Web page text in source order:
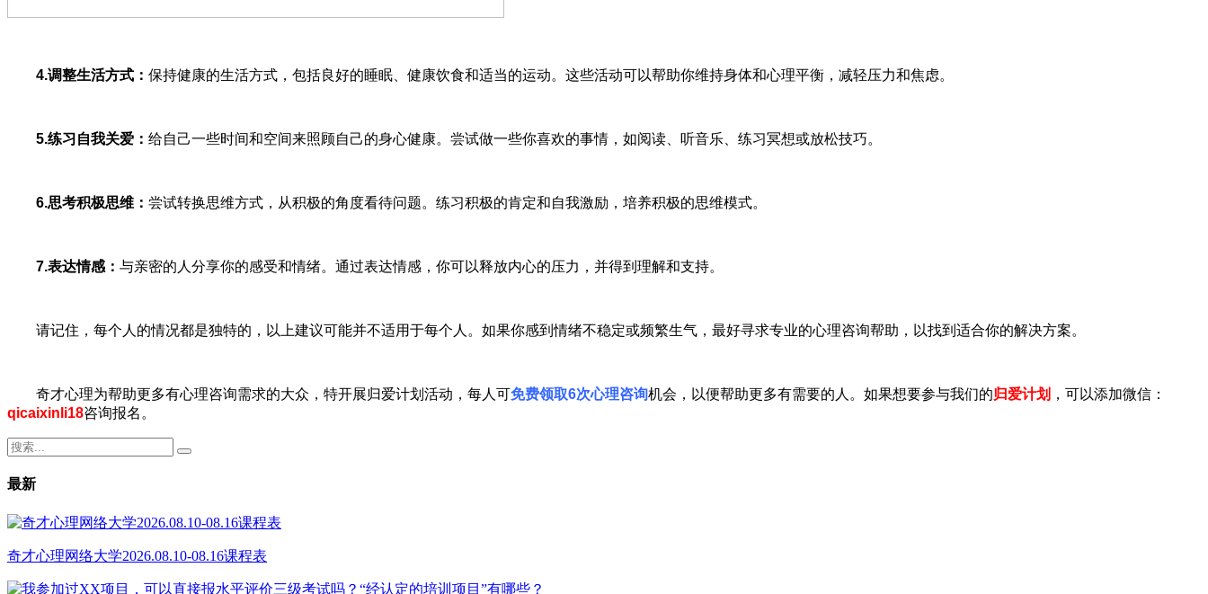
4.调整生活方式： 保持健康的生活方式，包括良好的睡眠、健康饮食和适当的运动。这些活动可以帮助你维持身体和心理平衡，减轻压力和焦虑。
5.练习自我关爱： 给自己一些时间和空间来照顾自己的身心健康。尝试做一些你喜欢的事情，如阅读、听音乐、练习冥想或放松技巧。
6.思考积极思维： 尝试转换思维方式，从积极的角度看待问题。练习积极的肯定和自我激励，培养积极的思维模式。
7.表达情感： 与亲密的人分享你的感受和情绪。通过表达情感，你可以释放内心的压力，并得到理解和支持。
请记住，每个人的情况都是独特的，以上建议可能并不适用于每个人。如果你感到情绪不稳定或频繁生气，最好寻求专业的心理咨询帮助，以找到适合你的解决方案。
奇才心理为帮助更多有心理咨询需求的大众，特开展归爱计划活动，每人可免费领取6次心理咨询机会，以便帮助更多有需要的人。如果想要参与我们的归爱计划 ，可以添加微信：
qicaixinli18咨询报名。
最新
奇才心理网络大学2026.08.10-08.16课程表